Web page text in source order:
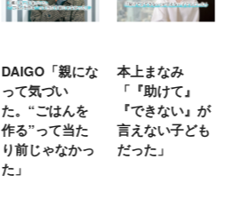
DAIGO「親にな
って気づい
た。“ごはんを
作る”って当た
り前じゃなかっ
た」
本上まなみ
「『助けて』
『できない』が
言えない子ども
だった」